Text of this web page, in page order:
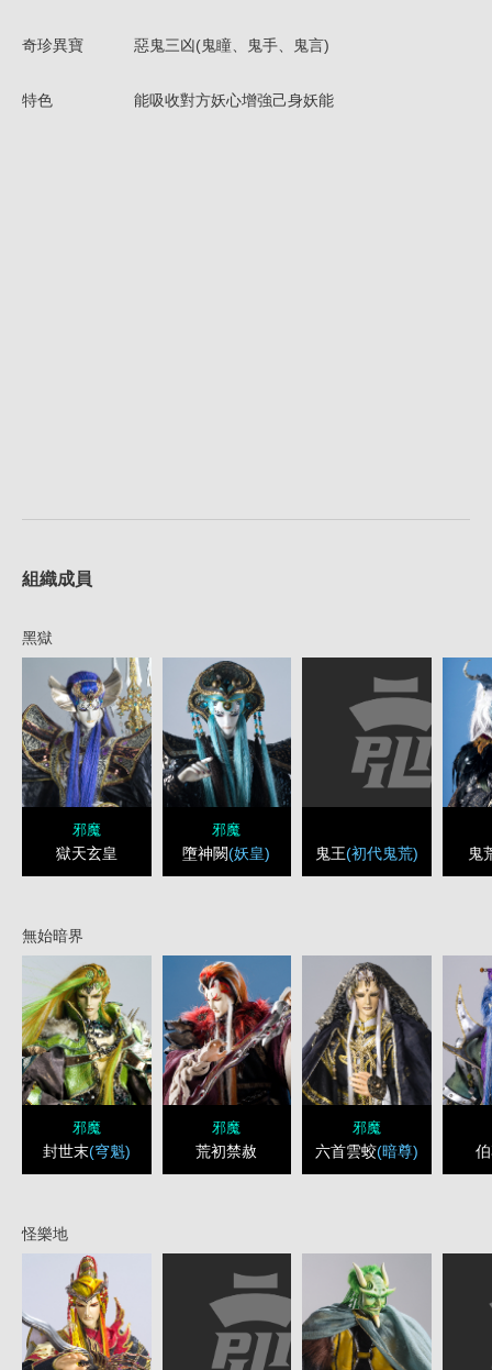
奇珍異寶 惡鬼三凶(鬼瞳、鬼手、鬼言)
特色 能吸收對方妖心增強己身妖能
組織成員
黑獄
邪魔
獄天玄皇
邪魔
墮神闕(妖皇) 鬼王(初代鬼荒) 鬼
無始暗界
邪魔
封世末(穹魁)
邪魔
荒初禁赦
邪魔
六首雲蛟(暗尊)
怪樂地